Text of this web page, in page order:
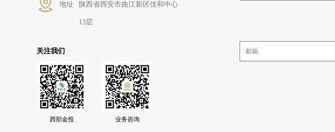
地址 陕西省西安市曲江新区佳和中心
13层
关注我们
西部金投 业务咨询